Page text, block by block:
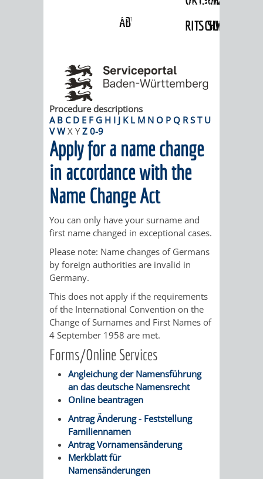
ABWASSERBESEITIGUNG
115
BERATUNG
UND
HILFE
KINDER
UND
JUGENDLICHE
SENIOREN
BETREUUNG
UND
PFLEGE
FREIZEITANGEBOTE
BERATUNG
UND
HILFE
MENSCHEN
MIT
BEHINDERUNG
MENSCHEN
MIT
DEMENZ
MIGRANTEN
FLÜCHTLINGE
BAUHERREN
BAUHERRENBERATUNG
GRUNDSTÜCKSWERTERMITTLUNG
DENKMALSCHUTZ
AUFGABEN
STEUERVORTEILE
VERKAUF
STÄDTISCHER
RITSCHWEIER
SULZBACH
UND
BEIRÄTE
FÜR
TECHNIK,
UND
STADTENTWICKLUNG
BERATUNGSERGEBNISSE
UND
JUGENDBEIRAT
/
SITZUNGSUNTERLAGEN
UMLEGUNGSAUSSCHUSS
AUSSCHÜSSE
TAGESORDNUNG
PROJEKTE
ABGEORDNETE
Dienstleistungen Service BW
Verfahrensbeschreibung
Procedure descriptions
A B C D E F G H I J K L M N O P Q R S T U
V W X Y Z 0-9
Apply for a name change
in accordance with the
Name Change Act
You can only have your surname and
first name changed in exceptional cases.
Please note: Name changes of Germans
by foreign authorities are invalid in
Germany.
This does not apply if the requirements
of the International Convention on the
Change of Surnames and First Names of
4 September 1958 are met.
Forms/Online Services
Angleichung der Namensführung
an das deutsche Namensrecht
Online beantragen
Antrag Änderung - Feststellung
Familiennamen
Antrag Vornamensänderung
Merkblatt für
Namensänderungen